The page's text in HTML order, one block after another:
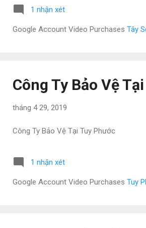
1 nhận xét
Google Account Video Purchases Tây
Công Ty Bảo Vệ
tháng 4 29, 2019
Công Ty Bảo Vệ Tại Tuy Phước
1 nhận xét
Google Account Video Purchases Tuy